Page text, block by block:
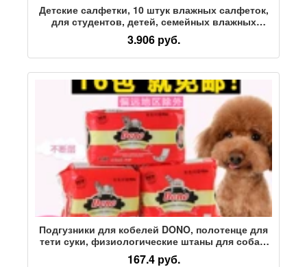
Детские салфетки, 10 штук влажных салфеток,
для студентов, детей, семейных влажных
салфеток, легко переносятся, для семейного
ухода за взрослыми, легко моются
3.906 руб.
Подгузники для кобелей DONO, полотенце для
тети суки, физиологические штаны для собак,
подгузники, гигиенические салфетки, домашние
животные Teddy Alice
167.4 руб.